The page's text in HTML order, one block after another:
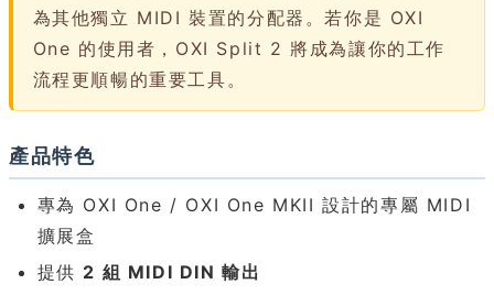
為其他獨立 MIDI 裝置的分配器。若你是 OXI
One 的使用者，OXI Split 2 將成為讓你的工作
流程更順暢的重要工具。
產品特色
專為 OXI One / OXI One MKII 設計的專屬 MIDI
擴展盒
提供 2 組 MIDI DIN 輸出